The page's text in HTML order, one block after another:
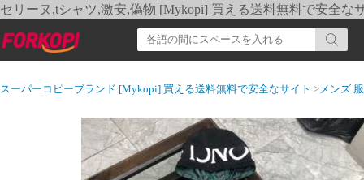
セリーヌ,tシャツ,激安,偽物 [Mykopi] 買える送料無料で安全な
スーパーコピーブランド [Mykopi] 買える送料無料で安全なサイト >メンズ 服